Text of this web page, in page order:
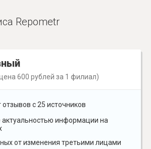
Repometr
600 рублей за 1 филиал)
с 25 источников
актуальностью информации на
от изменения третьими лицами